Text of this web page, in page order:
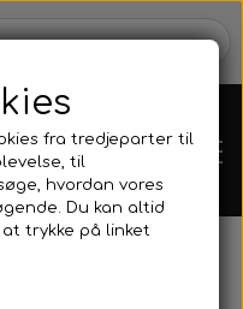
fra tredjeparter til
til
hvordan vores
Du kan altid
trykke på linket